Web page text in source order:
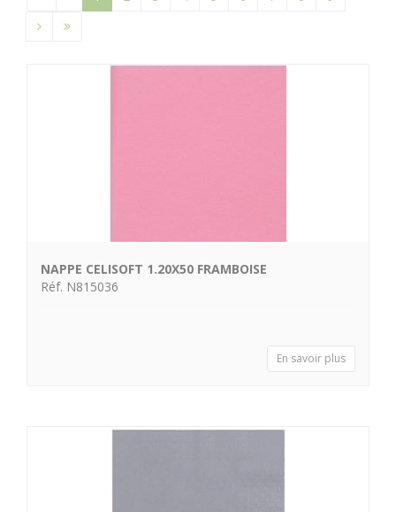
NAPPE CELISOFT 1.20X50 FRAMBOISE
Réf. N815036
En savoir plus